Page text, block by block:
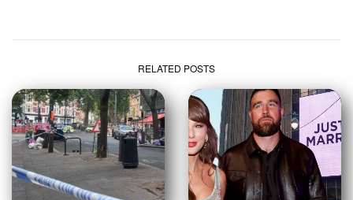
RELATED POSTS